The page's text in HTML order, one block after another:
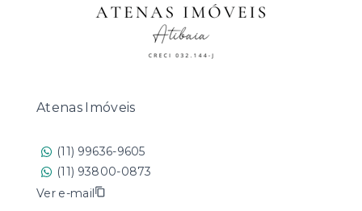
Atenas Imóveis
(11) 99636-9605
(11) 93800-0873
Ver e-mail